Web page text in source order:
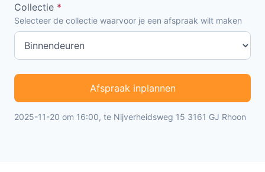
Collectie *
Selecteer de collectie waarvoor je een afspraak wilt maken
Afspraak inplannen
2025-11-20 om 16:00, te Nijverheidsweg 15 3161 GJ Rhoon